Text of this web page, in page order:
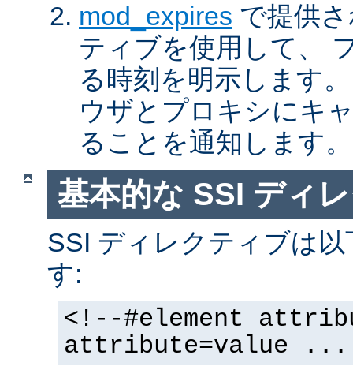
mod_expires で提供
ティブを使用して、
る時刻を明示します
ウザとプロキシにキ
ることを通知します。
基本的な SSI ディ
SSI ディレクティブは
す:
<!--#element
attribute=value